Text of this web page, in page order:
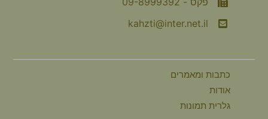
kahzti@inter.net.il
כתבות ומאמרים
אודות
גלרית תמונות